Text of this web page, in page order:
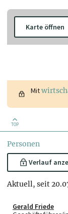
Karte öffnen
Mit
TOP
Personen
Verlauf
Aktuell, seit
Gerald Friede